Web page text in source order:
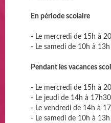
En période scolaire
- Le mercredi de 15h à
- Le samedi de 10h à
Pendant les vacances
- Le mercredi de 15h à
- Le jeudi de 14h à 17h30
- Le vendredi de 14h à
- Le samedi de 10h à